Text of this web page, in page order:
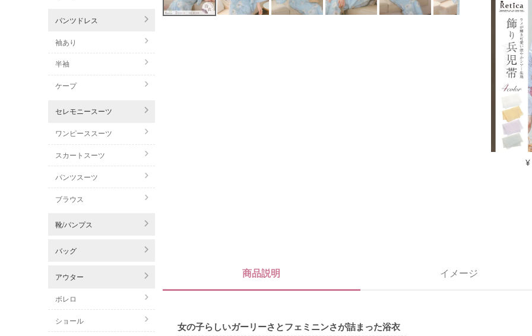
パンツドレス
袖あり
半袖
ケープ
セレモニースーツ
ワンピーススーツ
スカートスーツ
パンツスーツ
ブラウス
靴/パンプス
バッグ
アウター
ボレロ
ショール
¥
商品説明 イメージ
女の子らしいガーリーさとフェミニンさが詰まった浴衣